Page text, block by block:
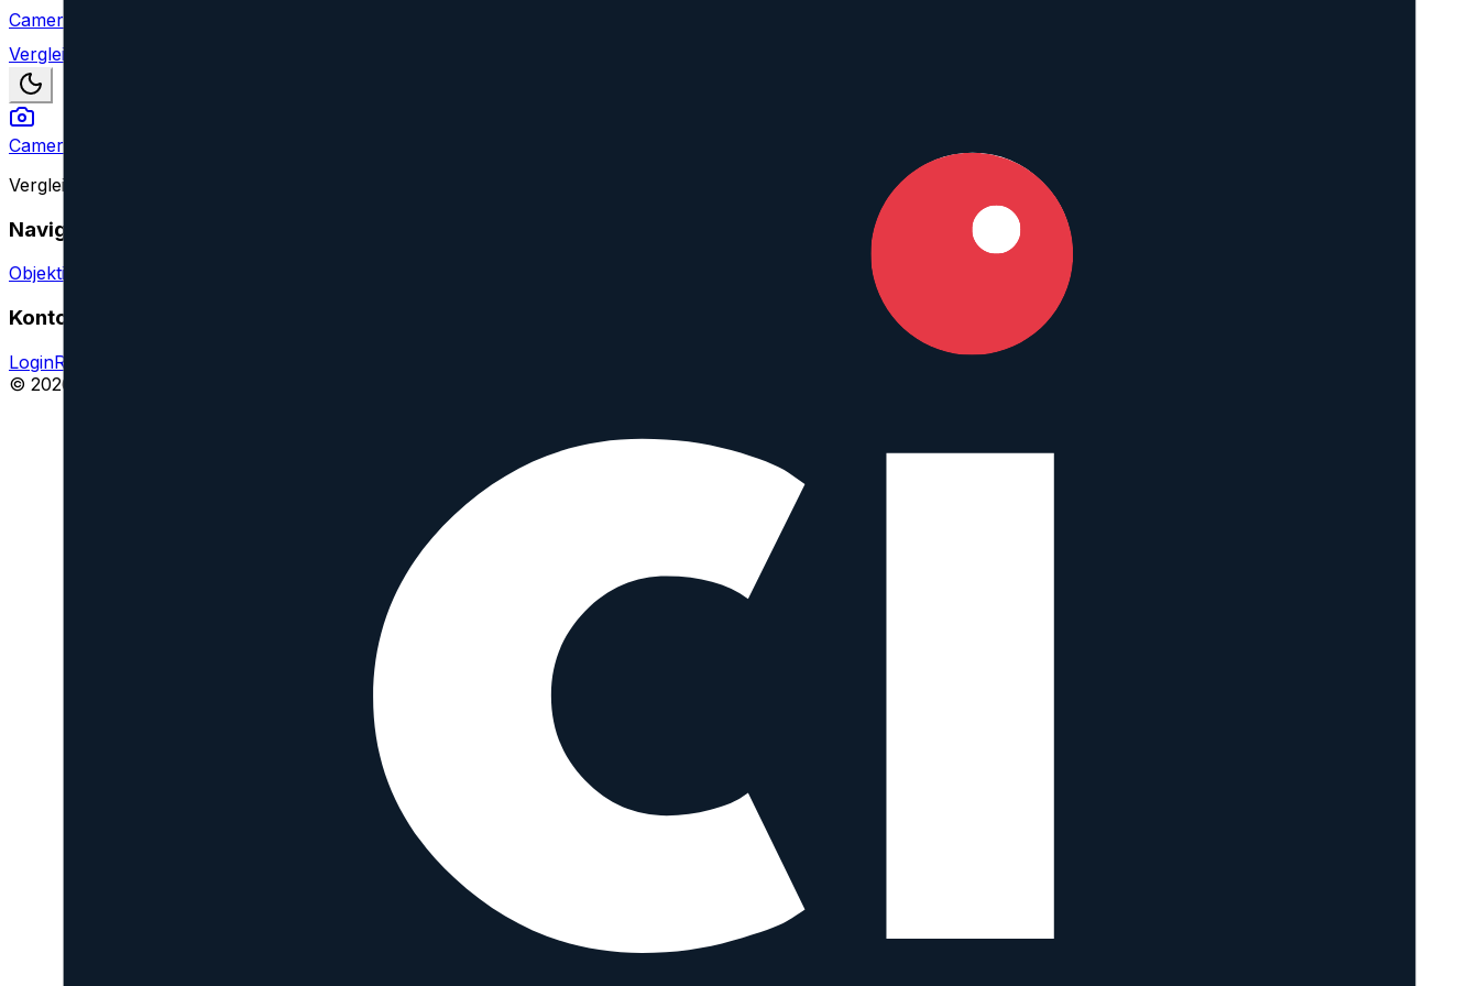
Camera Index
Vergleich
Camera Index
Vergleiche Kameraobjektive aller großen Marken und finden Dein perfektes Match.
Navigation
Objektive vergleichen
Konto
LoginRegistrieren
© 2026 CameraIndex. Alle Rechte vorbehalten.